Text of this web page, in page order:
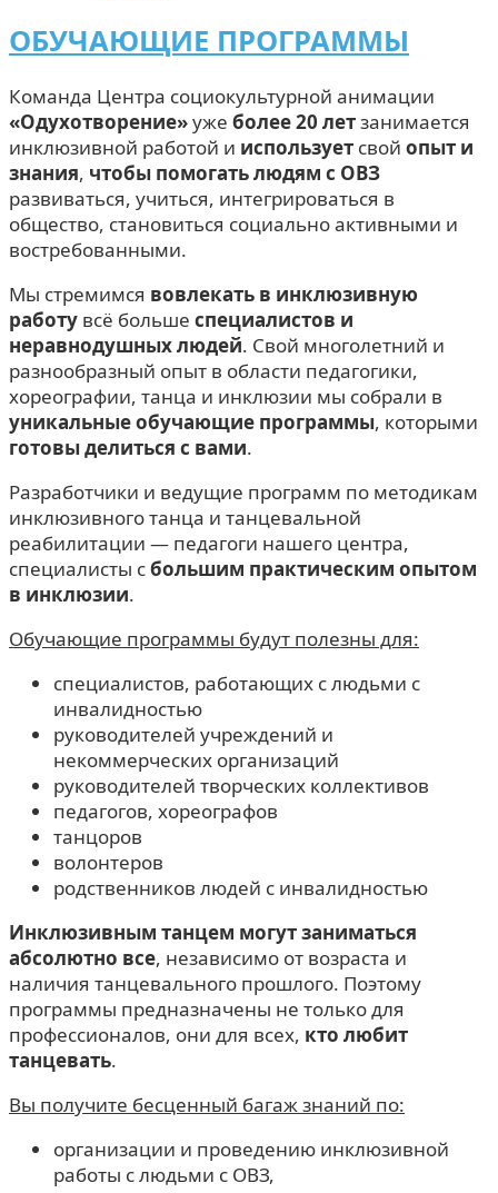
ОБУЧАЮЩИЕ ПРОГРАММЫ
Команда Центра социокультурной анимации
«Одухотворение»уже более 20 летзанимается
инклюзивной работой и использует свой опыт и
знания, чтобы помогать людям с ОВЗ
развиваться, учиться, интегрироваться в
общество, становиться социально активными и
востребованными.
Мы стремимся вовлекать в инклюзивную
работу всё больше специалистов и
неравнодушных людей. Свой многолетний и
разнообразный опыт в области педагогики,
хореографии, танца и инклюзии мы собрали в
уникальные обучающие программы, которыми
готовы делиться с вами.
Разработчики и ведущие программ по методикам
инклюзивного танца и танцевальной
реабилитации — педагоги нашего центра,
специалисты сбольшим практическим опытом
в инклюзии.
Обучающие программы будут полезны для:
специалистов, работающих с людьми с
инвалидностью
руководителей учреждений и
некоммерческих организаций
руководителей творческих коллективов
педагогов, хореографов
танцоров
волонтеров
родственников людей с инвалидностью
Инклюзивным танцем могут заниматься
абсолютно все, независимо от возраста и
наличия танцевального прошлого. Поэтому
программы предназначены не только для
профессионалов, они для всех, кто любит
танцевать.
Вы получите бесценный багаж знаний по:
организации и проведению инклюзивной
работы с людьми с ОВЗ,